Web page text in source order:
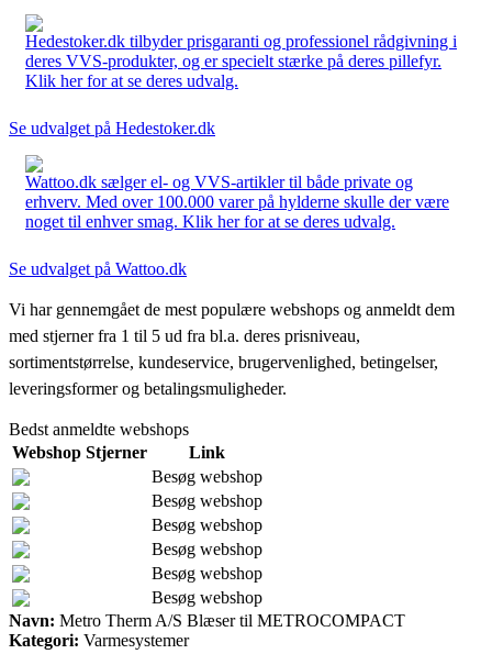
Hedestoker.dk tilbyder prisgaranti og professionel rådgivning i
deres VVS-produkter, og er specielt stærke på deres pillefyr.
Klik her for at se deres udvalg.
Se udvalget på Hedestoker.dk
Wattoo.dk sælger el- og VVS-artikler til både private og
erhverv. Med over 100.000 varer på hylderne skulle der være
noget til enhver smag. Klik her for at se deres udvalg.
Se udvalget på Wattoo.dk
Vi har gennemgået de mest populære webshops og anmeldt dem
med stjerner fra 1 til 5 ud fra bl.a. deres prisniveau,
sortimentstørrelse, kundeservice, brugervenlighed, betingelser,
leveringsformer og betalingsmuligheder.
Bedst anmeldte webshops
Webshop Stjerner
Link
Besøg webshop
Besøg webshop
Besøg webshop
Besøg webshop
Besøg webshop
Besøg webshop
Navn: Metro Therm A/S Blæser til METROCOMPACT
Kategori: Varmesystemer